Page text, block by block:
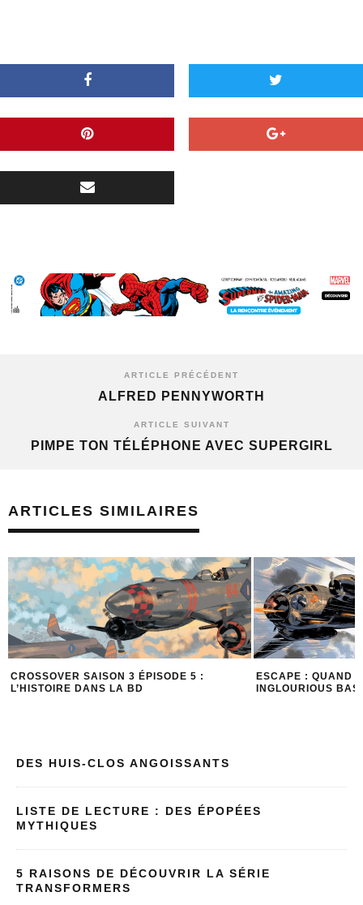
ARTICLE PRÉCÉDENT
ALFRED PENNYWORTH
ARTICLE SUIVANT
PIMPE TON TÉLÉPHONE AVEC SUPERGIRL
ARTICLES SIMILAIRES
ESCAPE : QUAND BLACKSAD RENCONTRE
INGLOURIOUS BASTERDS
5 TRÈS BONNES
LA PÉPITE ESCAPE
DES HUIS-CLOS ANGOISSANTS
LISTE DE LECTURE : DES ÉPOPÉES
MYTHIQUES
5 RAISONS DE DÉCOUVRIR LA SÉRIE
TRANSFORMERS